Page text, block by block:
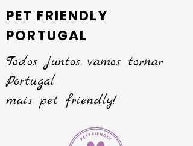
PET FRIENDLY
PORTUGAL
Todos juntos vamos tornar
Portugal
mais pet friendly!